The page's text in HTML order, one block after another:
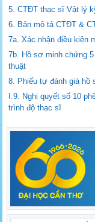
5. CTĐT thạc sĩ Vật lý
6. Bản mô tả CTĐT &
7a. Xác nhận điều kiện
7b. Hồ sơ minh chứng
thuật
8. Phiếu tự đánh giá
I.9. Nghị quyết số 10
trình độ thạc sĩ